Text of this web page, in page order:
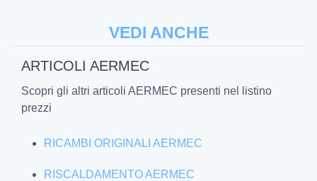
VEDI ANCHE
ARTICOLI AERMEC
Scopri gli altri articoli AERMEC presenti nel listino
prezzi
RICAMBI ORIGINALI AERMEC
RISCALDAMENTO AERMEC